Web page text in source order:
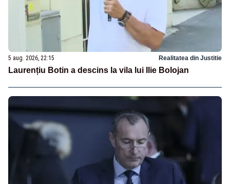
5 aug. 2026, 22:15 Realitatea din Justitie
Laurențiu Botin a descins la vila lui Ilie Bolojan